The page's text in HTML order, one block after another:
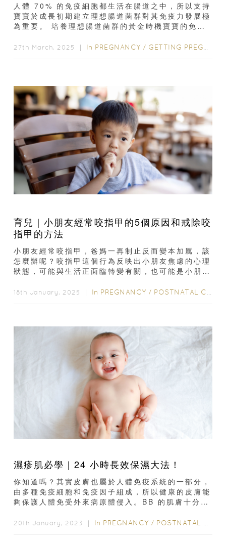
人體 70% 的免疫細胞都生活在腸道之中，所以支持
寶寶於成長初期建立理想腸道菌群對其免疫力發展極
為重要。 培養理想腸道菌群的黃金時機寶寶的免疫
27th March, 2025 ｜ In PREGNANCY / GETTING PREGNANT
育兒｜小朋友經常咬指甲的5個原因和戒除咬
指甲的方法
小朋友經常咬指甲，爸媽一再制止反而變本加厲，該
怎麼辦呢？咬指甲這個行為反映出小朋友焦慮的心理
狀態，可能與生活正面臨轉變有關，也可能是小朋友
18th January, 2025 ｜ In PREGNANCY / POSTNATAL CARE
濕疹肌必學｜24 小時長效保濕大法！
你知道嗎？其實皮膚也屬於人體免疫系統的一部分，
由多種免疫細胞和免疫因子組成，所以健康的皮膚能
夠保護人體免受外來病原體侵入。BB 的肌膚十分幼
調的一種...
20th January, 2023 ｜ In PREGNANCY / POSTNATAL CARE